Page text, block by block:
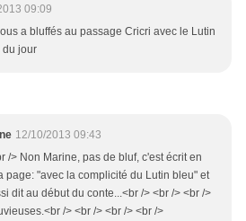
09:09
a bluffés au passage Cricri avec le Lutin
du jour
12/10/2013 09:43
/> Non Marine, pas de bluf, c'est écrit en
page: "avec la complicité du Lutin bleu" et
dit au début du conte...<br /> <br /> <br />
/> <br /> <br /> <br />